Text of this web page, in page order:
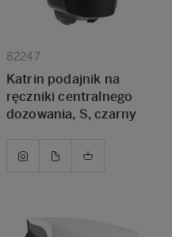
82247
Katrin podajnik na
ręczniki centralnego
dozowania, S, czarny